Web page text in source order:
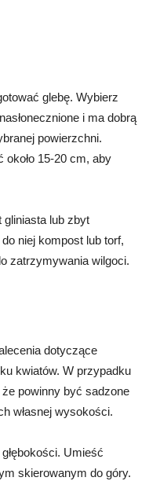
glebę. Wybierz
i ma dobrą
powierzchni.
około 15-20 cm, aby
gliniasta lub zbyt
niej kompost lub torf,
zatrzymywania wilgoci.
dotyczące
kwiatów. W przypadku
powinny być sadzone
własnej wysokości.
Umieść
skierowanym do góry.